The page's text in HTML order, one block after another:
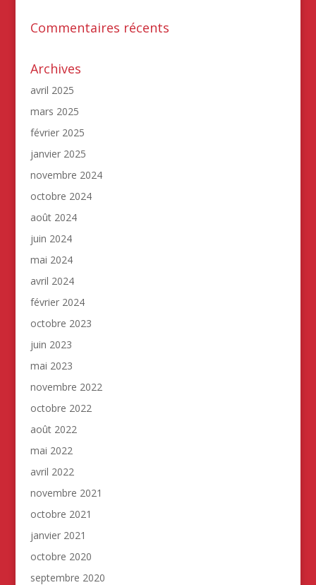
Commentaires récents
Archives
avril 2025
mars 2025
février 2025
janvier 2025
novembre 2024
octobre 2024
août 2024
juin 2024
mai 2024
avril 2024
février 2024
octobre 2023
juin 2023
mai 2023
novembre 2022
octobre 2022
août 2022
mai 2022
avril 2022
novembre 2021
octobre 2021
janvier 2021
octobre 2020
septembre 2020